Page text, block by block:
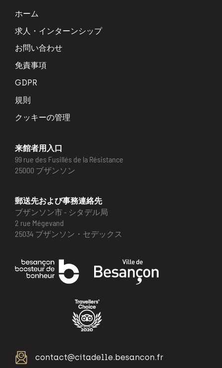
ホーム
求人・インターンシップ
お問い合わせ
免責事項
GDPR
規則
クッキーの管理
来館者用入口
99 rue des Fusillés de la Résistance
25000 ブザンソン
郵送先および事務連絡先
ブザンソン市 - シタデル局
2 rue Mégevand
25034 ブザンソン・セデックス
contact@citadelle.besancon.fr